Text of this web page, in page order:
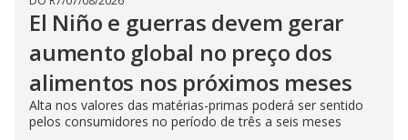
El Niño e guerras devem gerar
aumento global no preço dos
alimentos nos próximos meses
Alta nos valores das matérias-primas poderá ser sentido
pelos consumidores no período de três a seis meses